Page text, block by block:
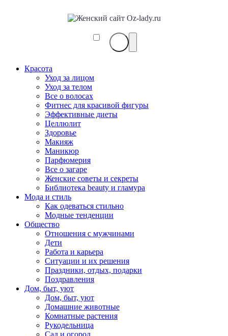
Красота
Уход за лицом
Уход за телом
Все о волосах
Фитнес для красивой фигуры
Эффективные диеты
Целлюлит
Здоровье
Макияж
Маникюр
Парфюмерия
Все о загаре
Женские советы и секреты
Библиотека beauty и гламура
Мода и стиль
Как одеваться стильно
Модные тенденции
Общество
Отношения с мужчинами
Дети
Работа и карьера
Ситуации и их решения
Праздники, отдых, подарки
Поздравления
Дом, быт, уют
Дом, быт, уют
Домашние животные
Комнатные растения
Рукодельница